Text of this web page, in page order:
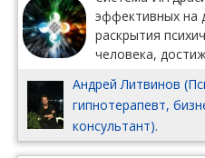
эффективных на
раскрытия
человека,
событий.
Андрей Литвинов
гипнотерапевт,
консультант).